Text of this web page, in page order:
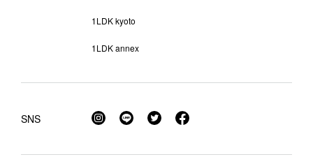
1LDK kyoto
1LDK annex
SNS